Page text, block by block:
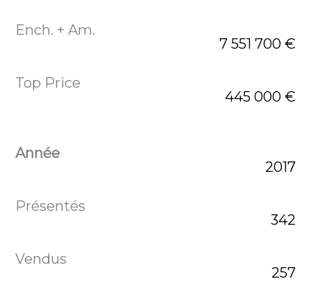
7 551 700 €
445 000 €
2017
342
257